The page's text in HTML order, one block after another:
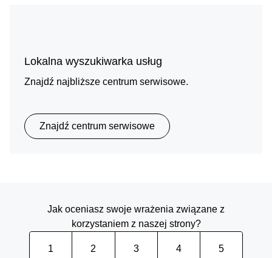
Lokalna wyszukiwarka usług
Znajdź najbliższe centrum serwisowe.
Znajdź centrum serwisowe
Jak oceniasz swoje wrażenia związane z
korzystaniem z naszej strony?
1 2 3 4 5